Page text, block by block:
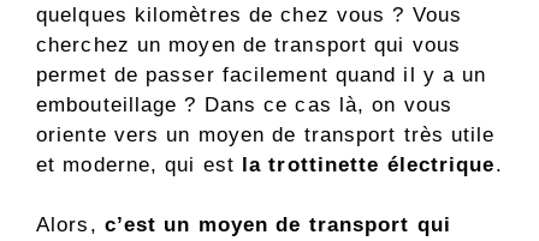
quelques kilomètres de chez vous ? Vous
cherchez un moyen de transport qui vous
permet de passer facilement quand il y a un
embouteillage ? Dans ce cas là, on vous
oriente vers un moyen de transport très utile
et moderne, qui est la trottinette électrique.
Alors, c’est un moyen de transport qui